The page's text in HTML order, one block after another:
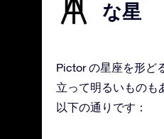
な星
Pictor の星座を形ど
立って明るいものも
以下の通りです：